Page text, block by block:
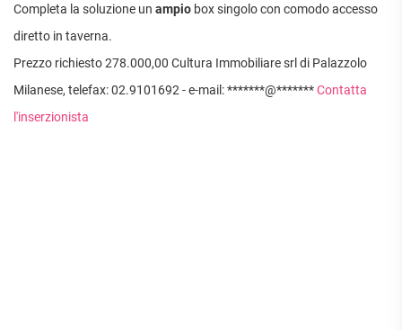
Completa la soluzione un ampio box singolo con comodo accesso
diretto in taverna.
Prezzo richiesto 278.000,00 Cultura Immobiliare srl di Palazzolo
Milanese, telefax: 02.9101692 - e-mail: *******@*******Contatta
l'inserzionista